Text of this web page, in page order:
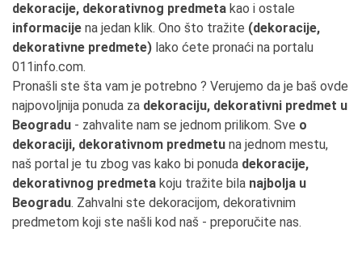
dekoracije, dekorativnog predmeta kao i ostale
informacije na jedan klik. Ono što tražite (dekoracije,
dekorativne predmete) lako ćete pronaći na portalu
011info.com.
Pronašli ste šta vam je potrebno ? Verujemo da je baš ovde
najpovoljnija ponuda za dekoraciju, dekorativni predmet u
Beogradu - zahvalite nam se jednom prilikom. Sve o
dekoraciji, dekorativnom predmetu na jednom mestu,
naš portal je tu zbog vas kako bi ponuda dekoracije,
dekorativnog predmeta koju tražite bila najbolja u
Beogradu. Zahvalni ste dekoracijom, dekorativnim
predmetom koji ste našli kod naš - preporučite nas.